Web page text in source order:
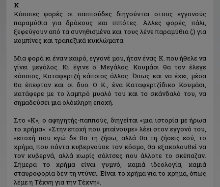
Κ
Κάποιες φορές οι παππούδες διηγούνται στους εγγονούς
παραμύθια για δράκους και ιππότες. Άλλες φορές, πάλι,
ξεφεύγουν από τα συνηθισμένα και τους λένε παραμύθια (;) για
κομπίνες και τραπεζικά κυκλώματα.
Μια φορά κι έναν καιρό, εγγονέ μου, ήταν ένας Κ. που ήθελε να
γίνει μεγάλος. Κι έγινε ο Μεγάλος. Κουμάσι θα τον έλεγε
κάποιος, Καταφερτζή κάποιος άλλος. Όπως και να έχει, μέσα
θα έπεφταν και οι δυο. Ο Κ., ένα Καταφερτζίδικο Κουμάσι,
κατάφερε με το λαμπρό μυαλό του και το σκάνδαλό του, να
σημαδεύσει μια ολόκληρη εποχή.
Στο «Κ», ο αφηγητής-παππούς, διηγείται «μια ιστορία με ήρωα
το χρήμα». «Στην εποχή που μπαίνουμε» λέει στον εγγονό του,
«εποχή που εγώ δε θα τη ζήσω, αλλά θα τη ζήσεις εσύ, το
χρήμα, που πάντα κυβερνούσε τον κόσμο, θα εξακολουθεί να
τον κυβερνά, αλλά χωρίς σάλτσες που άλλοτε το σκέπαζαν.
Σήμερα το χρήμα είναι γυμνό, καμιά ιδεολογία, καμιά
σταυροφορία δεν τη ντύνει. Είναι το χρήμα για το χρήμα, όπως
λέμε η Τέχνη για την Τέχνη».